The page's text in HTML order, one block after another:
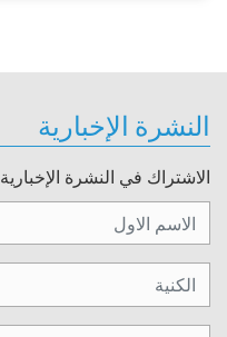
النشرة الإخبارية
الاشتراك في النشرة الإخبارية